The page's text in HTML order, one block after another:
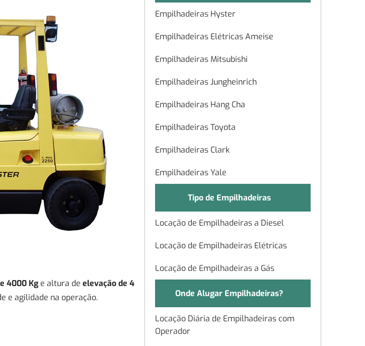
4000 Kg e altura de elevação de 4
e agilidade na operação.
Empilhadeiras Hyster
Empilhadeiras Elétricas Ameise
Empilhadeiras Mitsubishi
Empilhadeiras Jungheinrich
Empilhadeiras Hang Cha
Empilhadeiras Toyota
Empilhadeiras Clark
Empilhadeiras Yale
Tipo de Empilhadeiras
Locação de Empilhadeiras a Diesel
Locação de Empilhadeiras Elétricas
Locação de Empilhadeiras a Gás
Onde Alugar Empilhadeiras?
Locação Diária de Empilhadeiras com
Operador